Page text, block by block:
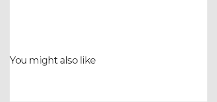
You might also like